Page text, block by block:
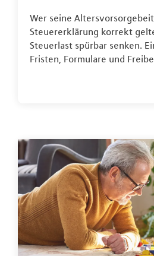
Wer seine
Steuererklärung korrekt
Steuerlast spürbar senken.
Fristen, Formulare und